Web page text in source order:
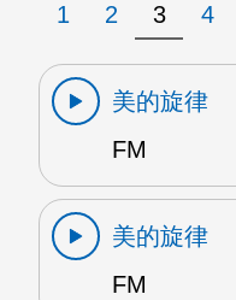
1 2 3 4
美的旋律
FM
美的旋律
FM